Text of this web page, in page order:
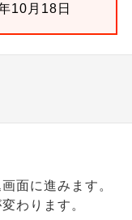
10月18日
面に進みます。
わります。